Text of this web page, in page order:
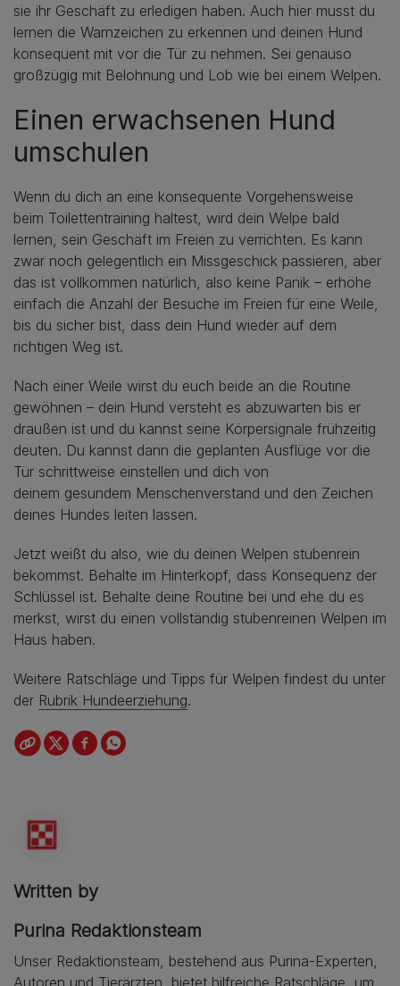
sie ihr Geschäft zu erledigen haben. Auch hier musst du
lernen die Warnzeichen zu erkennen und deinen Hund
konsequent mit vor die Tür zu nehmen. Sei genauso
großzügig mit Belohnung und Lob wie bei einem Welpen.
Einen erwachsenen Hund
umschulen
Wenn du dich an eine konsequente Vorgehensweise
beim Toilettentraining haltest, wird dein Welpe bald
lernen, sein Geschäft im Freien zu verrichten. Es kann
zwar noch gelegentlich ein Missgeschick passieren, aber
das ist vollkommen natürlich, also keine Panik – erhöhe
einfach die Anzahl der Besuche im Freien für eine Weile,
bis du sicher bist, dass dein Hund wieder auf dem
richtigen Weg ist.
Nach einer Weile wirst du euch beide an die Routine
gewöhnen – dein Hund versteht es abzuwarten bis er
draußen ist und du kannst seine Körpersignale frühzeitig
deuten. Du kannst dann die geplanten Ausflüge vor die
Tür schrittweise einstellen und dich von
deinem gesundem Menschenverstand und den Zeichen
deines Hundes leiten lassen.
Jetzt weißt du also, wie du deinen Welpen stubenrein
bekommst. Behalte im Hinterkopf, dass Konsequenz der
Schlüssel ist. Behalte deine Routine bei und ehe du es
merkst, wirst du einen vollständig stubenreinen Welpen im
Haus haben.
Weitere Ratschläge und Tipps für Welpen findest du unter
der Rubrik Hundeerziehung.
Written by
Purina Redaktionsteam
Unser Redaktionsteam, bestehend aus Purina-Experten,
Autoren und Tierärzten, bietet hilfreiche Ratschläge, um